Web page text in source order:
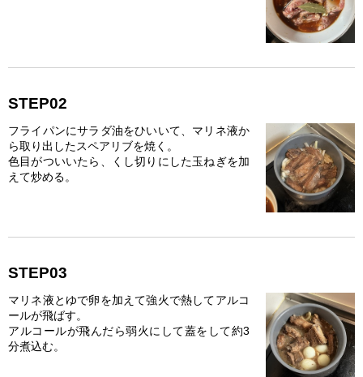
STEP02
フライパンにサラダ油をひいいて、マリネ液か
ら取り出したスペアリブを焼く。
色目がついいたら、くし切りにした玉ねぎを加
えて炒める。
STEP03
マリネ液とゆで卵を加えて強火で熱してアルコ
ールが飛ばす。
アルコールが飛んだら弱火にして蓋をして約3
分煮込む。